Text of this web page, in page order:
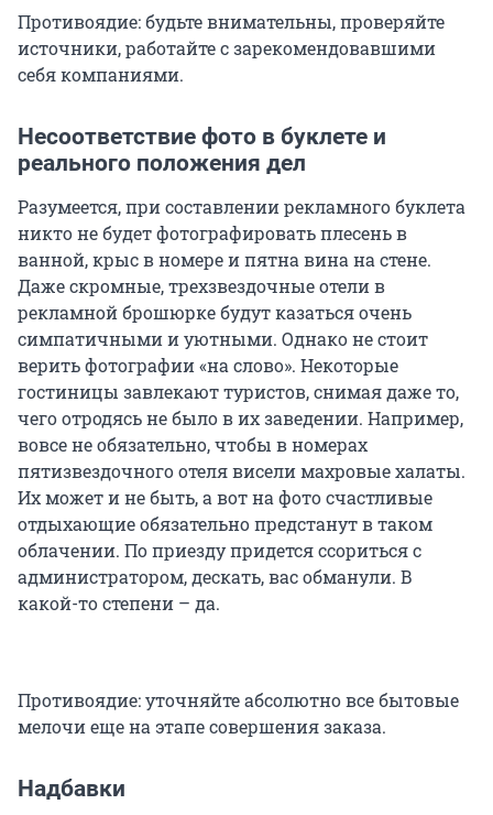
Противоядие: будьте внимательны, проверяйте
источники, работайте с зарекомендовавшими
себя компаниями.
Несоответствие фото в буклете и
реального положения дел
Разумеется, при составлении рекламного буклета
никто не будет фотографировать плесень в
ванной, крыс в номере и пятна вина на стене.
Даже скромные, трехзвездочные отели в
рекламной брошюрке будут казаться очень
симпатичными и уютными. Однако не стоит
верить фотографии «на слово». Некоторые
гостиницы завлекают туристов, снимая даже то,
чего отродясь не было в их заведении. Например,
вовсе не обязательно, чтобы в номерах
пятизвездочного отеля висели махровые халаты.
Их может и не быть, а вот на фото счастливые
отдыхающие обязательно предстанут в таком
облачении. По приезду придется ссориться с
администратором, дескать, вас обманули. В
какой-то степени – да.
Противоядие: уточняйте абсолютно все бытовые
мелочи еще на этапе совершения заказа.
Надбавки